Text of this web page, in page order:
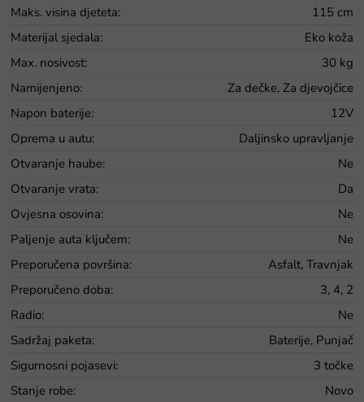
Maks. visina djeteta:
115 cm
Materijal sjedala:
Eko koža
Max. nosivost:
30 kg
Namijenjeno:
Za dečke, Za djevojčice
Napon baterije:
12V
Oprema u autu:
Daljinsko upravljanje
Otvaranje haube:
Ne
Otvaranje vrata:
Da
Ovjesna osovina:
Ne
Paljenje auta ključem:
Ne
Preporučena površina:
Asfalt, Travnjak
Preporučeno doba:
3, 4, 2
Radio:
Ne
Sadržaj paketa:
Baterije, Punjač
Sigurnosni pojasevi:
3 točke
Stanje robe:
Novo